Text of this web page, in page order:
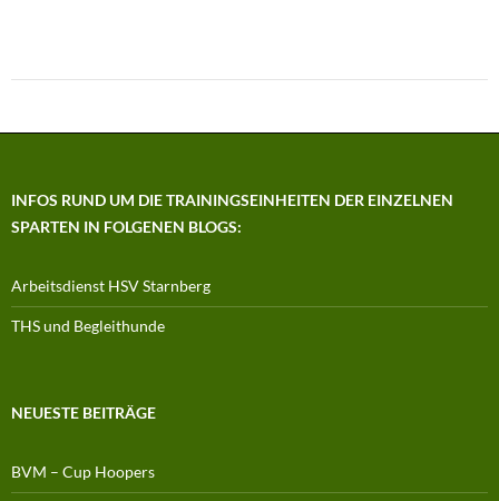
INFOS RUND UM DIE TRAININGSEINHEITEN DER EINZELNEN
SPARTEN IN FOLGENEN BLOGS:
Arbeitsdienst HSV Starnberg
THS und Begleithunde
NEUESTE BEITRÄGE
BVM – Cup Hoopers